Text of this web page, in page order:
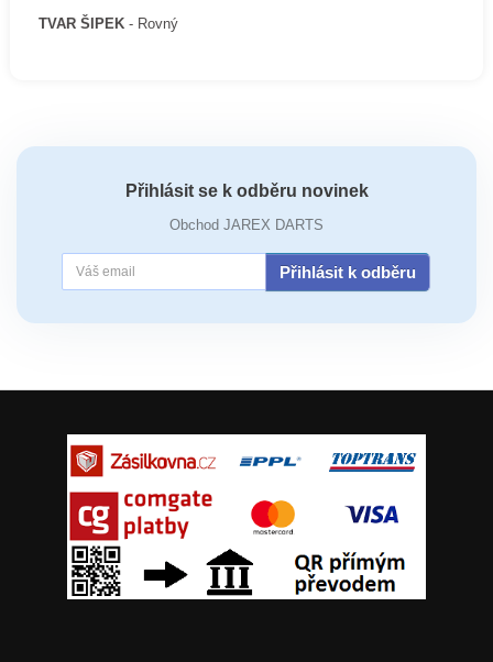
TVAR ŠIPEK - Rovný
Přihlásit se k odběru novinek
Obchod JAREX DARTS
Přihlásit k odběru